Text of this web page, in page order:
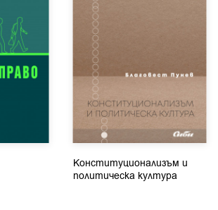
Конституционализъм и
политическа култура